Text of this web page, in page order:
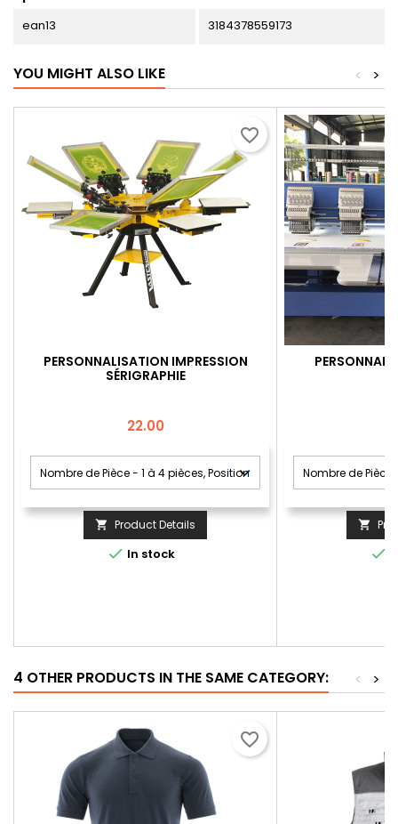
ean13 3184378559173
YOU MIGHT ALSO LIKE >
<
PERSONNALISATION IMPRESSION
SÉRIGRAPHIE
Price
22.00
 Product Details
 In stock
favorite_border


4 OTHER PRODUCTS IN THE SAME CATEGORY: >
<
favorite_border